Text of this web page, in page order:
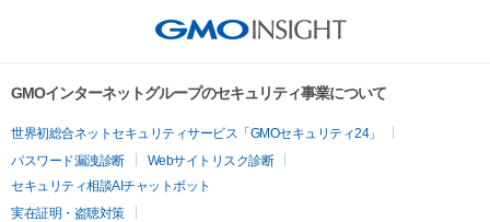
GMOインターネットグループのセキュリティ事業について
世界初総合ネットセキュリティサービス「GMOセキュリティ24」
パスワード漏洩診断
Webサイトリスク診断
セキュリティ相談AIチャットボット
実在証明・盗聴対策